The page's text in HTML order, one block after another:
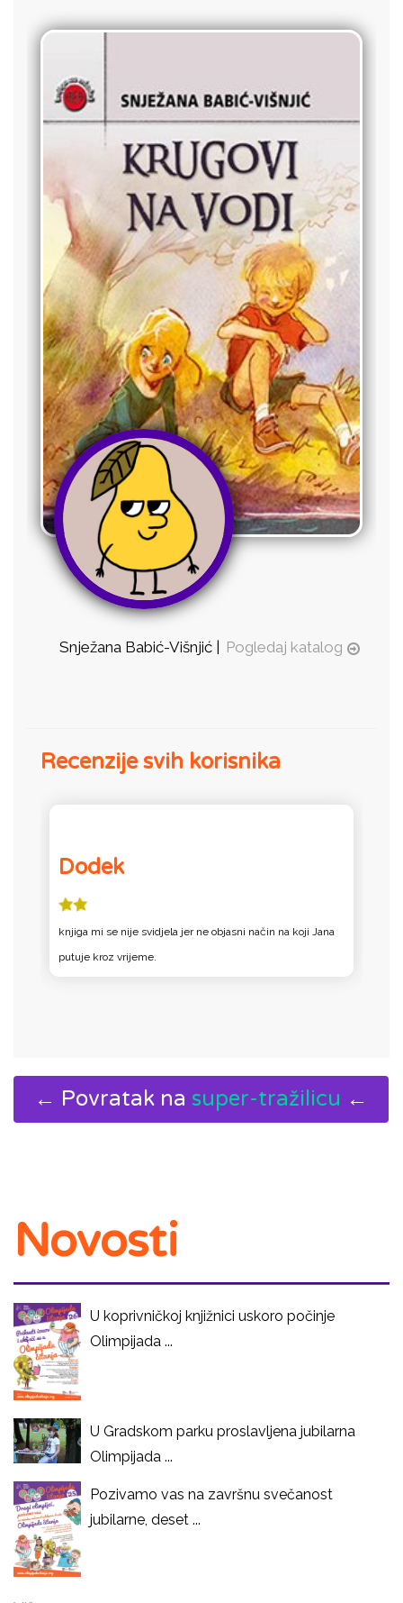
Snježana Babić-Višnjić | Pogledaj katalog
Recenzije svih korisnika
Dodek
knjiga mi se nije svidjela jer ne objasni način na koji Jana
putuje kroz vrijeme.
← Povratak na super-tražilicu ←
Novosti
U koprivničkoj knjižnici uskoro počinje
Olimpijada ...
U Gradskom parku proslavljena jubilarna
Olimpijada ...
Pozivamo vas na završnu svečanost
jubilarne, deset ...